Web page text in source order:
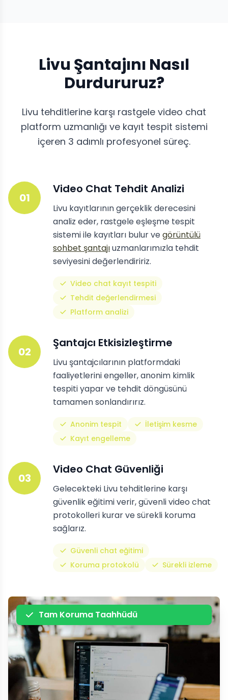
Livu Şantajını Nasıl
Durdururuz?
Livu tehditlerine karşı rastgele video chat
platform uzmanlığı ve kayıt tespit sistemi
içeren 3 adımlı profesyonel süreç.
01
Video Chat Tehdit Analizi
Livu kayıtlarının gerçeklik derecesini
analiz eder, rastgele eşleşme tespit
sistemi ile kayıtları bulur vegörüntülü
sohbet şantajıuzmanlarımızla tehdit
seviyesini değerlendiririz.
Video chat kayıt tespiti
Tehdit değerlendirmesi
Platform analizi
02
Şantajcı Etkisizleştirme
Livu şantajcılarının platformdaki
faaliyetlerini engeller, anonim kimlik
tespiti yapar ve tehdit döngüsünü
tamamen sonlandırırız.
Anonim tespit
İletişim kesme
Kayıt engelleme
03
Video Chat Güvenliği
Gelecekteki Livu tehditlerine karşı
güvenlik eğitimi verir, güvenli video chat
protokolleri kurar ve sürekli koruma
sağlarız.
Güvenli chat eğitimi
Koruma protokolü
Sürekli izleme
Tam Koruma Taahhüdü